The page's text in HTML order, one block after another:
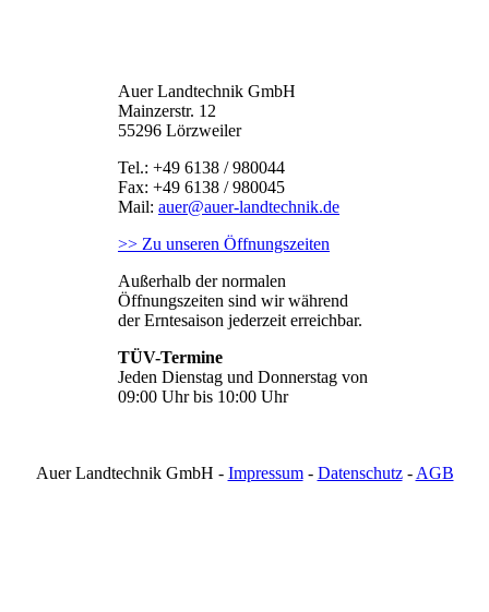
Auer Landtechnik GmbH
Mainzerstr. 12
55296 Lörzweiler
Tel.: +49 6138 / 980044
Fax: +49 6138 / 980045
Mail: auer@auer-landtechnik.de
>> Zu unseren Öffnungszeiten
Außerhalb der normalen
Öffnungszeiten sind wir während
der Erntesaison jederzeit erreichbar.
TÜV-Termine
Jeden Dienstag und Donnerstag von
09:00 Uhr bis 10:00 Uhr
Auer Landtechnik GmbH - Impressum- Datenschutz- AGB